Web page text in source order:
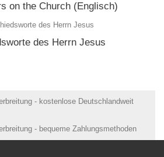
on the Church (Englisch)
des Herrn Jesus